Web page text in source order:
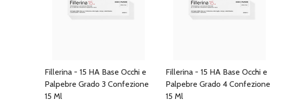
Fillerina - 15 HA Base Occhi e
Palpebre Grado 3 Confezione
15 Ml
Fillerina - 15 HA Base Occhi e
Palpebre Grado 4 Confezione
15 Ml